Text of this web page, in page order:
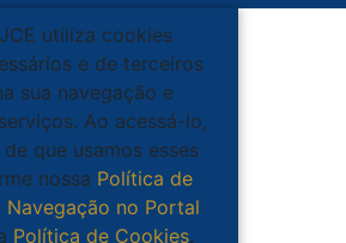
utiliza cookies
e de terceiros
sua navegação e
Ao acessá-lo,
que usamos esses
nossa Política de
Navegação no Portal
Política de Cookies.